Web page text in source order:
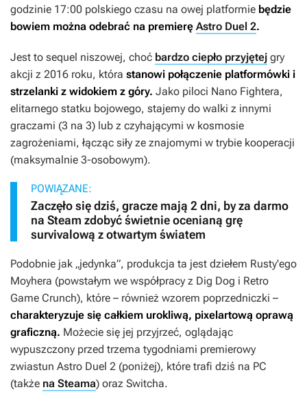
godzinie 17:00 polskiego czasu na owej platformie będzie
bowiem można odebrać na premierę Astro Duel 2.
Jest to sequel niszowej, choć bardzo ciepło przyjętej gry
akcji z 2016 roku, która stanowi połączenie platformówki i
strzelanki z widokiem z góry. Jako piloci Nano Fightera,
elitarnego statku bojowego, stajemy do walki z innymi
graczami (3 na 3) lub z czyhającymi w kosmosie
zagrożeniami, łącząc siły ze znajomymi w trybie kooperacji
(maksymalnie 3-osobowym).
POWIĄZANE:
Zaczęło się dziś, gracze mają 2 dni, by za darmo
na Steam zdobyć świetnie ocenianą grę
survivalową z otwartym światem
Podobnie jak „jedynka”, produkcja ta jest dziełem Rusty'ego
Moyhera (powstałym we współpracy z Dig Dog i Retro
Game Crunch), które – również wzorem poprzedniczki –
charakteryzuje się całkiem urokliwą, pixelartową oprawą
graficzną. Możecie się jej przyjrzeć, oglądając
wypuszczony przed trzema tygodniami premierowy
zwiastun Astro Duel 2 (poniżej), które trafi dziś na PC
(także na Steama) oraz Switcha.